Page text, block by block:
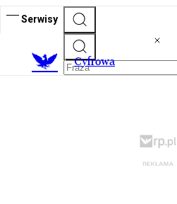
Serwisy
Cyfrowa